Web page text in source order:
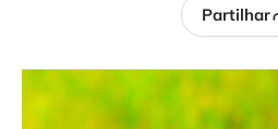
Partilhar